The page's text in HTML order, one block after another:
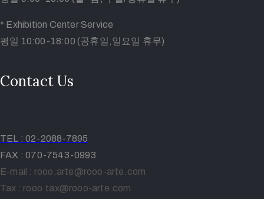
* Exhibition Center Service
평일 10:00-18:00 (공휴일,일요일 휴무)
Contact Us
TEL : 02-2088-7895
FAX : 070-7543-0993
E-mail : rooo.arte@rooo-arte.com
Tax : rooo.tax@rooo-arte.com